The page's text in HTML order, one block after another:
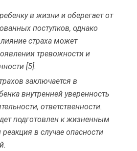
в жизни и оберегает от
поступков, однако
страха может
тревожности и
[5].
заключается в
внутренней уверенность
ответственности.
подготовлен к жизненным
реакция в случае опасности